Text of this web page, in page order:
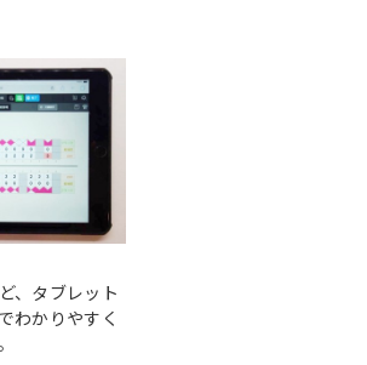
、タブレット
わかりやすく